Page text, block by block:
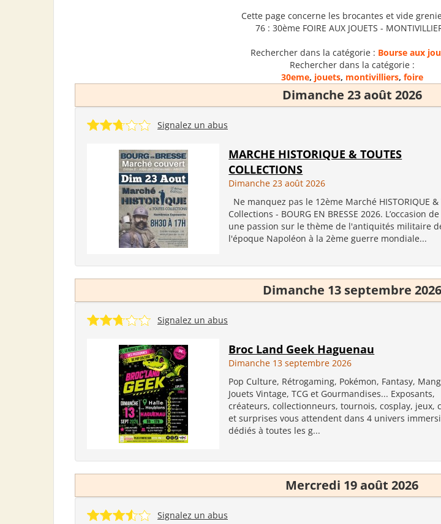
Cette page concerne les brocantes et vide
76 : 30ème FOIRE AUX JOUETS -
Rechercher dans la catégorie : Bourse aux
Rechercher dans la catégorie :
30eme, jouets, montivilliers, foire
Dimanche 23 août 2026
Signalez un abus
MARCHE HISTORIQUE & TOUTES
COLLECTIONS
Dimanche 23 août 2026
Ne manquez pas le 12ème Marché HISTORIQUE &
Collections - BOURG EN BRESSE 2026. L’occasion
une passion sur le thème de l'antiquités militaire
l'époque Napoléon à la 2ème guerre mondiale...
Dimanche 13 septembre 2026
Signalez un abus
Broc Land Geek Haguenau
Dimanche 13 septembre 2026
Pop Culture, Rétrogaming, Pokémon, Fantasy,
Jouets Vintage, TCG et Gourmandises... Exposants,
créateurs, collectionneurs, tournois, cosplay, jeux,
et surprises vous attendent dans 4 univers
dédiés à toutes les g...
Mercredi 19 août 2026
Signalez un abus